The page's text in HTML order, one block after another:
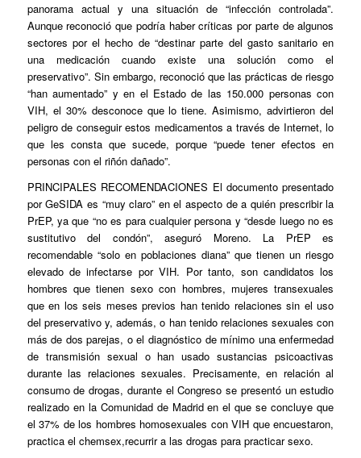
panorama actual y una situación de “infección controlada”.
Aunque reconoció que podría haber críticas por parte de algunos
sectores por el hecho de “destinar parte del gasto sanitario en
una medicación cuando existe una solución como el
preservativo”. Sin embargo, reconoció que las prácticas de riesgo
“han aumentado” y en el Estado de las 150.000 personas con
VIH, el 30% desconoce que lo tiene. Asimismo, advirtieron del
peligro de conseguir estos medicamentos a través de Internet, lo
que les consta que sucede, porque “puede tener efectos en
personas con el riñón dañado”.
PRINCIPALES RECOMENDACIONES El documento presentado
por GeSIDA es “muy claro” en el aspecto de a quién prescribir la
PrEP, ya que “no es para cualquier persona y “desde luego no es
sustitutivo del condón”, aseguró Moreno. La PrEP es
recomendable “solo en poblaciones diana” que tienen un riesgo
elevado de infectarse por VIH. Por tanto, son candidatos los
hombres que tienen sexo con hombres, mujeres transexuales
que en los seis meses previos han tenido relaciones sin el uso
del preservativo y, además, o han tenido relaciones sexuales con
más de dos parejas, o el diagnóstico de mínimo una enfermedad
de transmisión sexual o han usado sustancias psicoactivas
durante las relaciones sexuales. Precisamente, en relación al
consumo de drogas, durante el Congreso se presentó un estudio
realizado en la Comunidad de Madrid en el que se concluye que
el 37% de los hombres homosexuales con VIH que encuestaron,
practica el chemsex,recurrir a las drogas para practicar sexo.